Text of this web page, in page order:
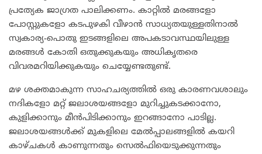
പ്രത്യേക ജാഗ്രത പാലിക്കണം. കാറ്റിൽ മരങ്ങളോ
പോസ്റ്റുകളോ കടപുഴകി വീഴാൻ സാധ്യതയുള്ളതിനാൽ
സ്വകാര്യ-പൊതു ഇടങ്ങളിലെ അപകടാവസ്ഥയിലുള്ള
മരങ്ങൾ കോതി ഒതുക്കുകയും അധികൃതരെ
വിവരമറിയിക്കുകയും ചെയ്യേണ്ടതുണ്ട്.
​മഴ ശക്തമാകുന്ന സാഹചര്യത്തിൽ ഒരു കാരണവശാലും
നദികളോ മറ്റ് ജലാശയങ്ങളോ മുറിച്ചുകടക്കാനോ,
കുളിക്കാനും മീൻപിടിക്കാനും ഇറങ്ങാനോ പാടില്ല.
ജലാശയങ്ങൾക്ക് മുകളിലെ മേൽപ്പാലങ്ങളിൽ കയറി
കാഴ്ചകൾ കാണുന്നതും സെൽഫിയെടുക്കുന്നതും